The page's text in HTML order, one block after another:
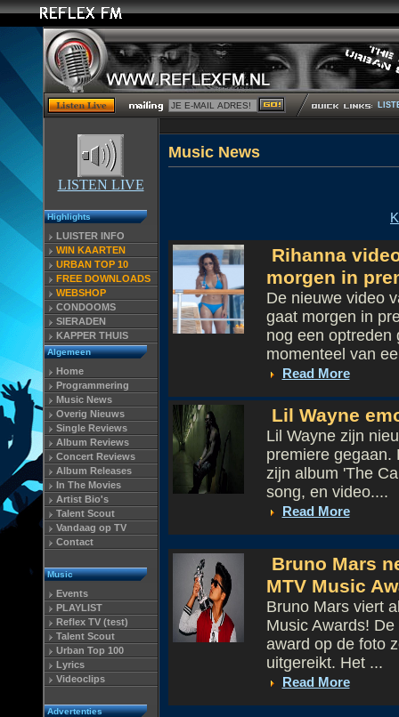
LISTEN LIVE
Highlights
LUISTER INFO
WIN KAARTEN
URBAN TOP 10
FREE DOWNLOADS
WEBSHOP
CONDOOMS
SIERADEN
KAPPER THUIS
Algemeen
Home
Programmering
Music News
Overig Nieuws
Single Reviews
Album Reviews
Concert Reviews
Album Releases
In The Movies
Artist Bio's
Talent Scout
Vandaag op TV
Contact
Music
Events
PLAYLIST
Reflex TV (test)
Talent Scout
Urban Top 100
Lyrics
Videoclips
Advertenties
Rihanna
morgen in
De nieuwe video
gaat morgen in
nog een optreden
momenteel van
Read More
Lil Wayne
Lil Wayne zijn
premiere gegaan.
zijn album 'The
song, en video....
Read More
Bruno Mars
MTV Music
Bruno Mars viert
Music Awards!
award op de foto
uitgereikt. Het ...
Read More